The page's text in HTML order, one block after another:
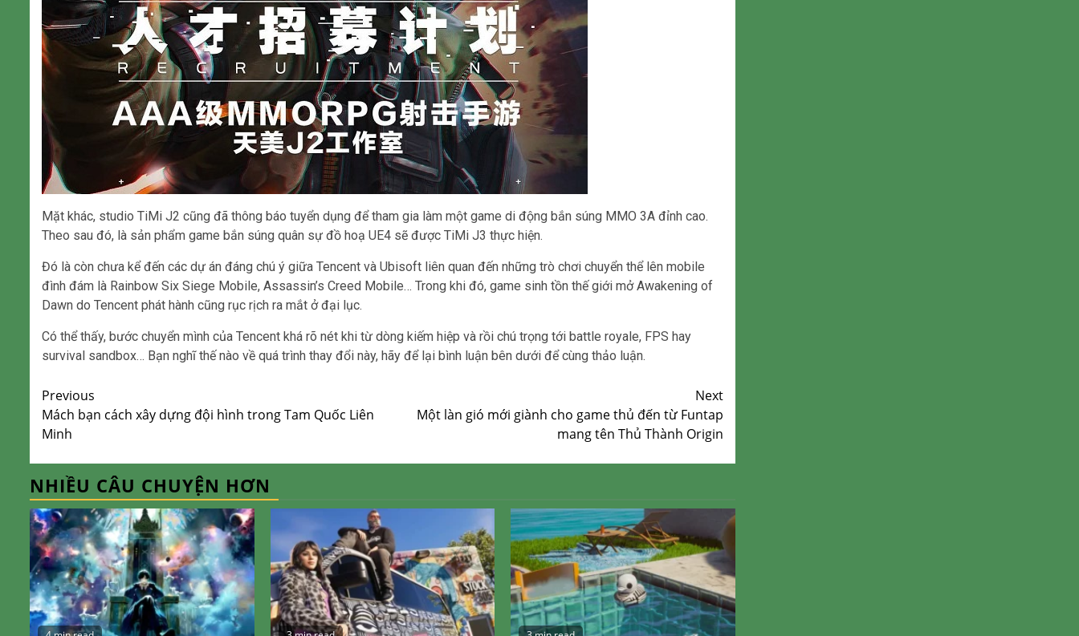
Mặt khác, studio TiMi J2 cũng đã thông báo tuyển dụng để tham gia làm một game di động bắn súng MMO 3A đỉnh cao.
Theo sau đó, là sản phẩm game bắn súng quân sự đồ hoạ UE4 sẽ được TiMi J3 thực hiện.
Đó là còn chưa kể đến các dự án đáng chú ý giữa Tencent và Ubisoft liên quan đến những trò chơi chuyển thể lên mobile
đình đám là Rainbow Six Siege Mobile, Assassin’s Creed Mobile… Trong khi đó, game sinh tồn thế giới mở Awakening of
Dawn do Tencent phát hành cũng rục rịch ra mắt ở đại lục.
Có thể thấy, bước chuyển mình của Tencent khá rõ nét khi từ dòng kiếm hiệp và rồi chú trọng tới battle royale, FPS hay
survival sandbox… Bạn nghĩ thế nào về quá trình thay đổi này, hãy để lại bình luận bên dưới để cùng thảo luận.
Continue
Reading
Previous
Mách bạn cách xây dựng đội hình trong Tam Quốc Liên
Minh
Next
Một làn gió mới giành cho game thủ đến từ Funtap
mang tên Thủ Thành Origin
NHIỀU CÂU CHUYỆN HƠN